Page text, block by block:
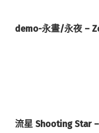
demo-永晝/永夜 –
流星 Shooting Star –